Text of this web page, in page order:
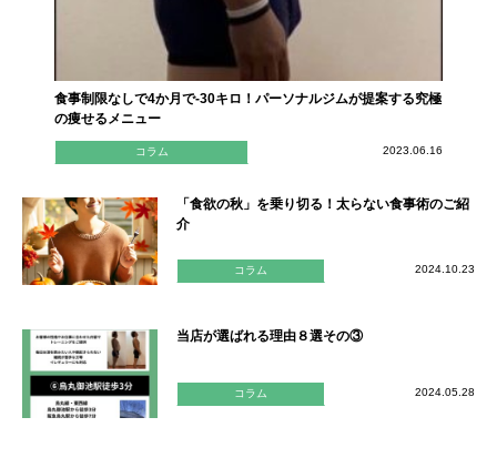
食事制限なしで4か月で-30キロ！パーソナルジムが提案する究極
の痩せるメニュー
コラム 2023.06.16
「食欲の秋」を乗り切る！太らない食事術のご紹
介
コラム 2024.10.23
当店が選ばれる理由８選その③
コラム 2024.05.28